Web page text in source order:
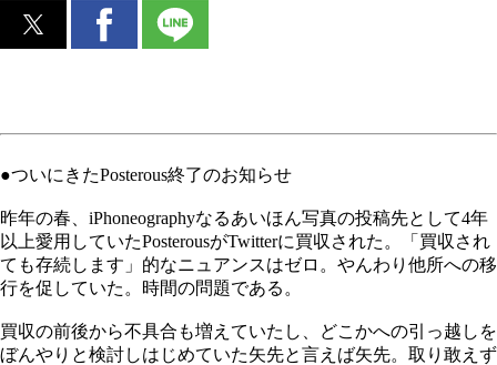
●ついにきたPosterous終了のお知らせ
昨年の春、iPhoneographyなるあいほん写真の投稿先として4年
以上愛用していたPosterousがTwitterに買収された。「買収され
ても存続します」的なニュアンスはゼロ。やんわり他所への移
行を促していた。時間の問題である。
買収の前後から不具合も増えていたし、どこかへの引っ越しを
ぼんやりと検討しはじめていた矢先と言えば矢先。取り敢えず